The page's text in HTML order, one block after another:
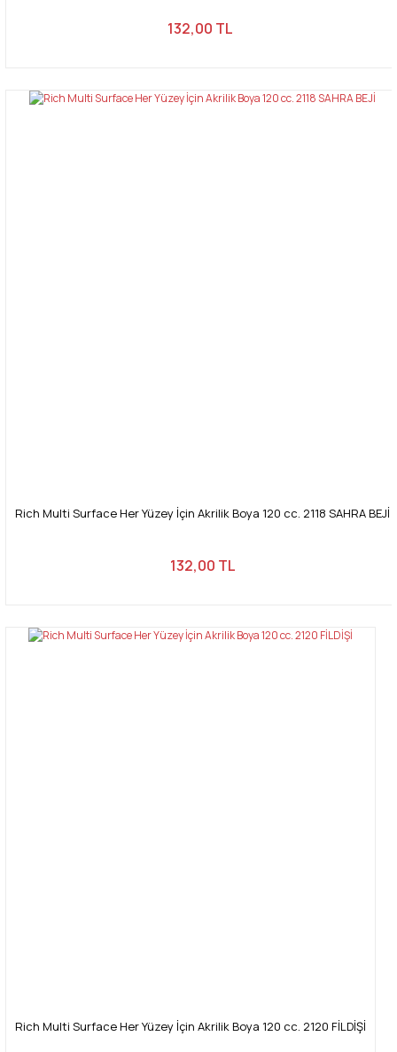
132,00 TL
Rich Multi Surface Her Yüzey İçin Akrilik Boya 120 cc. 2118 SAHRA BEJİ
132,00 TL
Rich Multi Surface Her Yüzey İçin Akrilik Boya 120 cc. 2120 FİLDİŞİ